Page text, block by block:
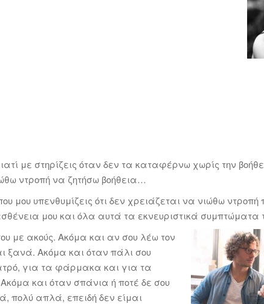
με στηρίζεις όταν δεν τα καταφέρνω χωρίς την
ντροπή να ζητήσω βοήθεια…
μου υπενθυμίζεις ότι δεν χρειάζεται να νιώθω
μου και όλα αυτά τα εκνευριστικά συμπτώματα
με ακούς. Ακόμα και αν σου λέω τον
ξανά. Ακόμα και όταν πάλι σου
για τα φάρμακα και για τα
και όταν σπάνια ή ποτέ δε σου
πολύ απλά, επειδή δεν είμαι